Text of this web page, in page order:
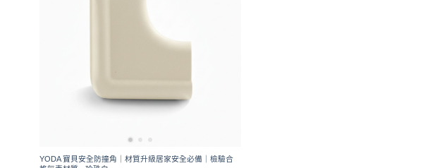
YODA 寶貝安全防撞角｜材質升級居家安全必備｜檢驗合